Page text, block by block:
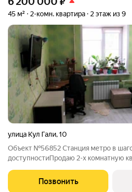
45 м² 2-комн. квартира 2 этаж из 9
улица Кул Гали,10
Объект №56852 Станция метро в
доступностиПродаю 2-х комнатную
13,6 кв.м. дверь входная хорошего
окна пластиковые потолки натяжные
Позвонить